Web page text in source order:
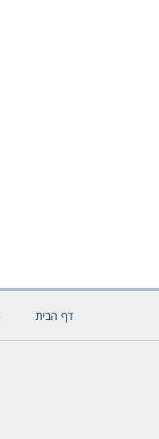
דף הבית